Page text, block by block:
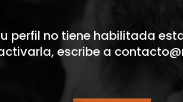
perfil no tiene habilitada
escribe a